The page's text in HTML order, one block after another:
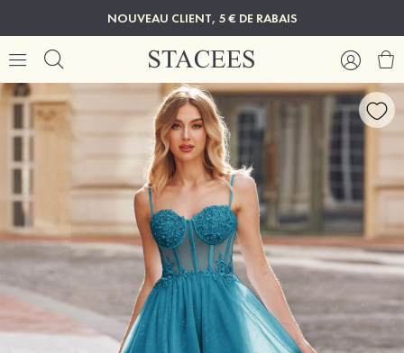
NOUVEAU CLIENT, 5 € DE RABAIS